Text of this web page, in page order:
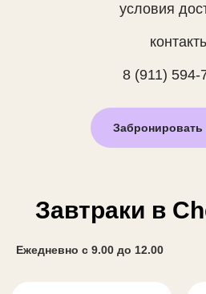
условия
8 (911) 594-
Забронировать
Завтраки в
Ежедневно с 9.00 до 12.00